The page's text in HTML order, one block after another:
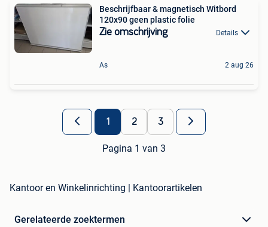
Beschrijfbaar & magnetisch Witbord
120x90 geen plastic folie
Zie omschrijving Details
As 2 aug 26
1 2 3
Pagina 1 van 3
Kantoor en Winkelinrichting | Kantoorartikelen
Gerelateerde zoektermen